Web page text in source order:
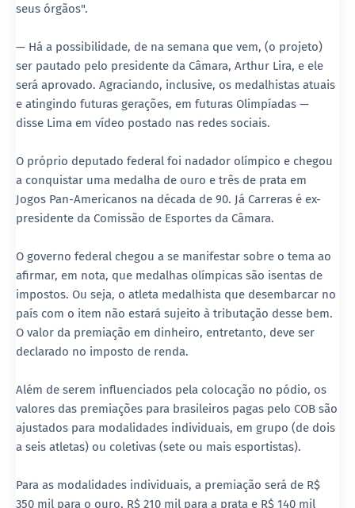
seus órgãos".
— Há a possibilidade, de na semana que vem, (o projeto)
ser pautado pelo presidente da Câmara, Arthur Lira, e ele
será aprovado. Agraciando, inclusive, os medalhistas atuais
e atingindo futuras gerações, em futuras Olimpíadas —
disse Lima em vídeo postado nas redes sociais.
O próprio deputado federal foi nadador olímpico e chegou
a conquistar uma medalha de ouro e três de prata em
Jogos Pan-Americanos na década de 90. Já Carreras é ex-
presidente da Comissão de Esportes da Câmara.
O governo federal chegou a se manifestar sobre o tema ao
afirmar, em nota, que medalhas olímpicas são isentas de
impostos. Ou seja, o atleta medalhista que desembarcar no
país com o item não estará sujeito à tributação desse bem.
O valor da premiação em dinheiro, entretanto, deve ser
declarado no imposto de renda.
Além de serem influenciados pela colocação no pódio, os
valores das premiações para brasileiros pagas pelo COB são
ajustados para modalidades individuais, em grupo (de dois
a seis atletas) ou coletivas (sete ou mais esportistas).
Para as modalidades individuais, a premiação será de R$
350 mil para o ouro, R$ 210 mil para a prata e R$ 140 mil